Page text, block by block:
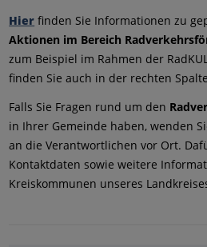
Hier finden Sie Informationen zu
Aktionen im Bereich
zum Beispiel im Rahmen der
finden Sie auch in der rechten
Falls Sie Fragen rund um den
in Ihrer Gemeinde haben, wenden
an die Verantwortlichen vor Ort.
Kontaktdaten sowie weitere
Kreiskommunen unseres